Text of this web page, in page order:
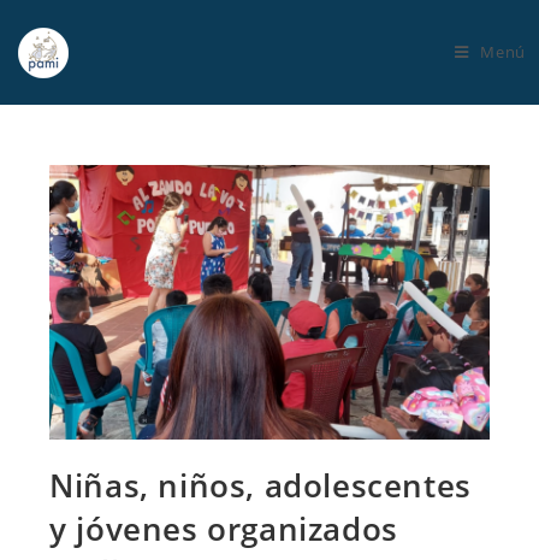
Menú
Niñas, niños, adolescentes
y jóvenes organizados